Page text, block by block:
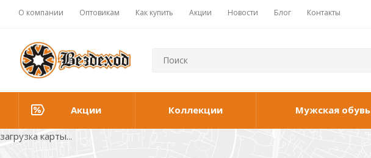
О компании Оптовикам Как купить Акции Новости Блог Контакты
Акции Коллекции Мужская обувь
загрузка карты...